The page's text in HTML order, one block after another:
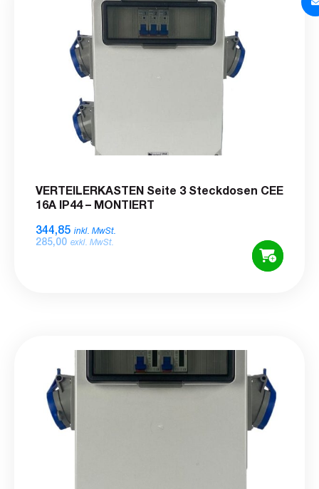
VERTEILERKASTEN Seite 3 Steckdosen CEE
16A IP44 – MONTIERT
344,85 inkl. MwSt.
285,00 exkl. MwSt.